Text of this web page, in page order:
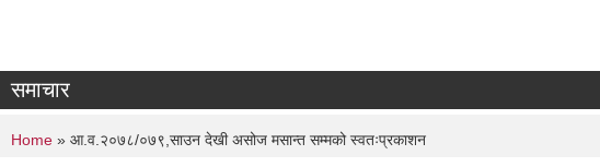
समाचार
You are here
Home » आ.व.२०७८/०७९,साउन देखी असोज मसान्त सम्मको स्वतःप्रकाशन